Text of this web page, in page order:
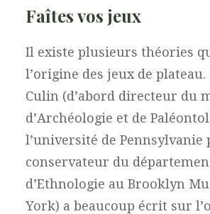
Faîtes vos jeux
Il existe plusieurs théories
l’origine des jeux de
Culin (d’abord directeur du
d’Archéologie et de
l’université de Pennsylvanie
conservateur du
d’Ethnologie au Brooklyn
York) a beaucoup écrit sur